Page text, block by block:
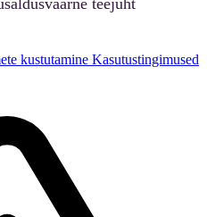
kustutamine Kasutustingimused